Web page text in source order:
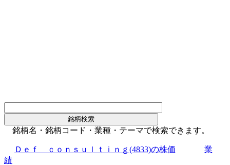
銘柄名・銘柄コード・業種・テーマで検索できます。
Ｄｅｆ ｃｏｎｓｕｌｔｉｎｇ(4833)の株価
業
績